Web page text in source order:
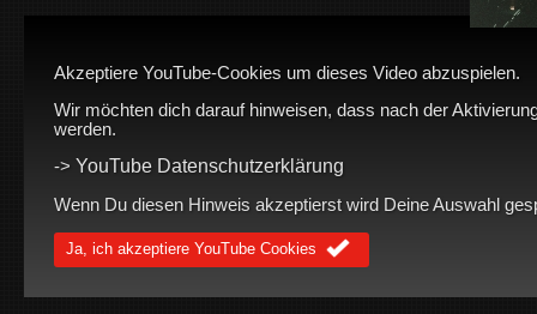
Akzeptiere YouTube-Cookies um dieses Video abzuspielen.
Wir möchten dich darauf hinweisen, dass nach der
werden.
-> YouTube Datenschutzerklärung
Wenn Du diesen Hinweis akzeptierst wird Deine Auswahl
Ja, ich akzeptiere YouTube Cookies